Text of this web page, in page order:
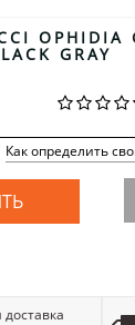
OPHIDIA
GRAY
Как определить
доставка